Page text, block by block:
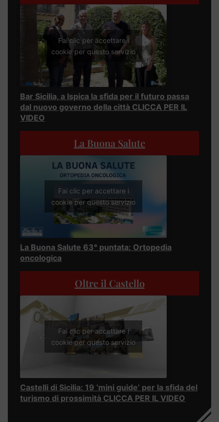
Fai clic per accettare i
cookie per questo servizio
Bar Sicilia, a Ispica la sfida per il futuro passa
dal nuovo governo della città CLICCA PER IL
VIDEO
La Buona Salute
Fai clic per accettare i
cookie per questo servizio
La Buona Salute 63° puntata: Ortopedia
oncologica
Oltre il Castello
Fai clic per accettare i
cookie per questo servizio
Castelli di Sicilia: 19 ‘mini guide’ per la sfida del
turismo di prossimità CLICCA PER IL VIDEO